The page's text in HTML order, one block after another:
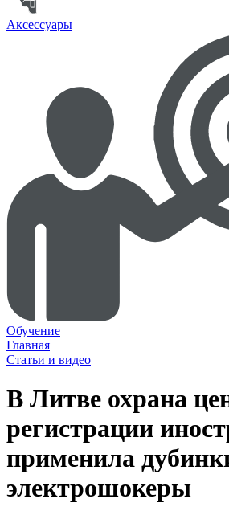
Аксессуары
Обучение
Главная
Статьи и видео
В Литве охрана
регистрации
применила
электрошокеры